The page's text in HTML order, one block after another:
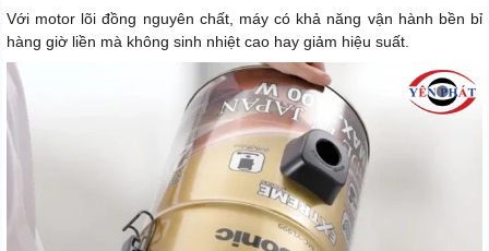
Với motor lõi đồng nguyên chất, máy có khả năng vận hành bền bỉ
hàng giờ liền mà không sinh nhiệt cao hay giảm hiệu suất.